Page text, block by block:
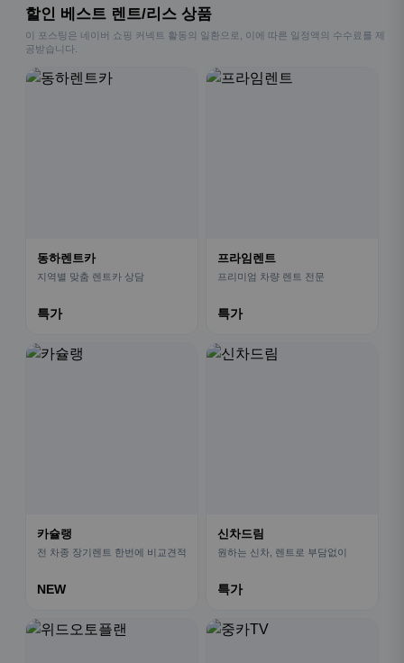
할인 베스트 렌트/리스 상품
이 포스팅은 네이버 쇼핑 커넥트 활동의 일환으로, 이에 따른 일정액의 수수료를 제
공받습니다.
동하렌트카
지역별 맞춤 렌트카 상담
특가
프라임렌트
프리미엄 차량 렌트 전문
특가
카슐랭
전 차종 장기렌트 한번에 비교견적
NEW
신차드림
원하는 신차, 렌트로 부담없이
특가